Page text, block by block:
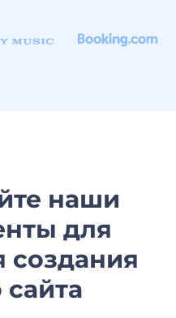
наши
для
создания